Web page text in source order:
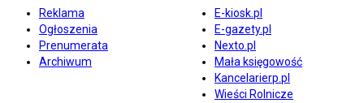
Reklama
Ogłoszenia
Prenumerata
Archiwum
E-kiosk.pl
E-gazety.pl
Nexto.pl
Mała księgowość
Kancelarierp.pl
Wieści Rolnicze